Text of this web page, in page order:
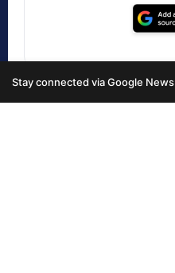
Stay connected via Google News